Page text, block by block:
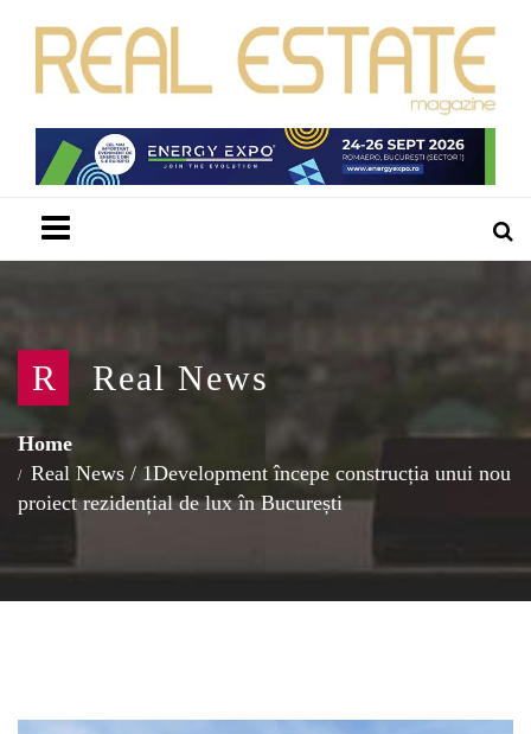
R Real News
Home
Real News / 1Development începe construcția unui nou
proiect rezidențial de lux în București